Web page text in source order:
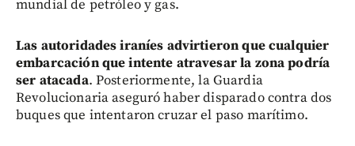
mundial de petróleo y gas.
Las autoridades iraníes advirtieron que cualquier
embarcación que intente atravesar la zona podría
ser atacada. Posteriormente, la Guardia
Revolucionaria aseguró haber disparado contra dos
buques que intentaron cruzar el paso marítimo.